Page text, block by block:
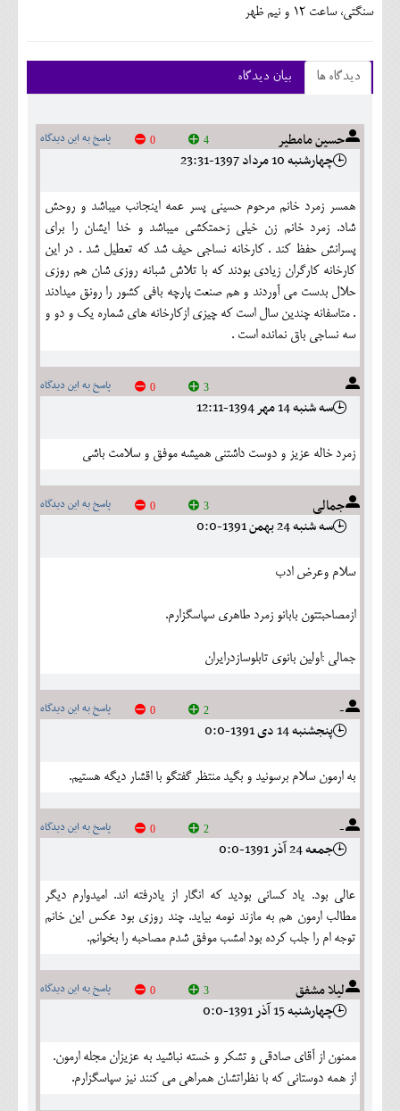
سنگتی، ساعت 12 و نیم ظهر
دیدگاه ها بیان دیدگاه
حسين مامطير پاسخ به این دیدگاه 4
0
چهارشنبه 10 مرداد 1397-23:31
همسر زمرد خانم مرحوم حسيني پسر عمه اينجانب ميباشد و روحش
شاد. زمرد خانم زن خيلي زحمتكشي ميباشد و خدا ايشان را براي
پسرانش حفظ كند . كارخانه نساجي حيف شد كه تعطيل شد . در اين
كارخانه كارگران زيادي بودند كه با تلاش شبانه روزي شان هم روزي
حلال بدست مي آوردند و هم صنعت پارچه بافي كشور را رونق ميدادند
. متاسفانه چندين سال است كه چيزي ازكارخانه هاي شماره يك و دو و
سه نساجي باق نمانده است .
پاسخ به این دیدگاه 3
0
سه شنبه 14 مهر 1394-12:11
زمرد خاله عزیز و دوست داشتنی همیشه موفق و سلامت باشی
جمالی پاسخ به این دیدگاه 3
0
سه شنبه 24 بهمن 1391-0:0
سلام وعرض ادب
ازمصاحبتتون بابانو زمرد طاهری سپاسگزارم.
جمالی :اولین بانوی تابلوسازدرایران
- پاسخ به این دیدگاه 2
0
پنجشنبه 14 دی 1391-0:0
به ارمون سلام برسونید و بگید منتظر گفتگو با اقشار دیگه هستیم.
- پاسخ به این دیدگاه 2
0
جمعه 24 آذر 1391-0:0
عالی بود. یاد کسانی بودید که انگار از یادرفته اند. امیدوارم دیگر
مطالب ارمون هم به مازند نومه بیاید. چند روزی بود عکس این خانم
توجه ام را جلب کرده بود امشب موفق شدم مصاحبه را بخوانم.
ليلا مشفق پاسخ به این دیدگاه 3
0
چهارشنبه 15 آذر 1391-0:0
ممنون از آقاي صادقي و تشكر و خسته نباشيد به عزيزان مجله ارمون.
از همه دوستاني كه با نظراتشان همراهي مي كنند نيز سپاسگزارم.